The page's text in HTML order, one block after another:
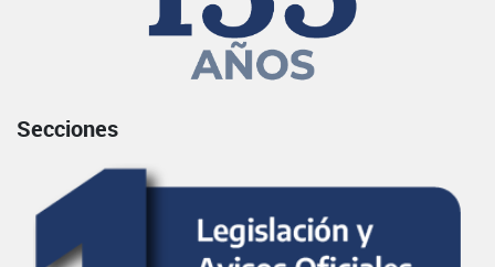
Secciones